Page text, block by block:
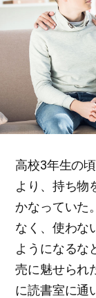
高校3年生の
より、持ち物
かなっていた
なく、使わな
ようになるな
売に魅せられ
に読書室に通